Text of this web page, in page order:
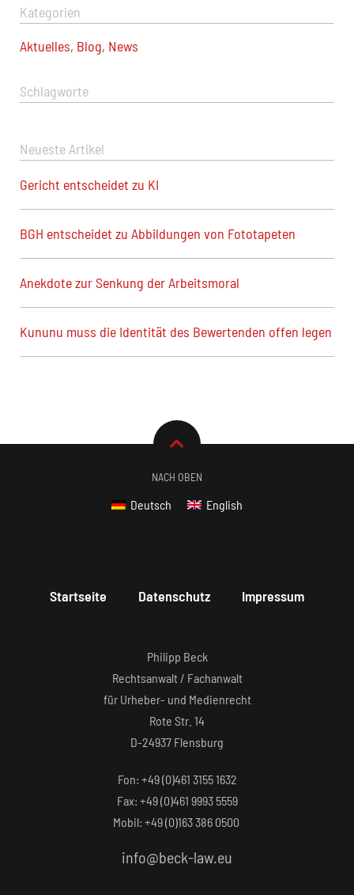
Kategorien
Aktuelles, Blog, News
Schlagworte
Neueste Artikel
Gericht entscheidet zu KI
BGH entscheidet zu Abbildungen von Fototapeten
Anekdote zur Senkung der Arbeitsmoral
Kununu muss die Identität des Bewertenden offen legen
NACH OBEN
Deutsch English
Startseite Datenschutz Impressum
Philipp Beck
Rechtsanwalt / Fachanwalt
für Urheber- und Medienrecht
Rote Str. 14
D-24937 Flensburg
Fon: +49 (0)461 3155 1632‬
Fax: +49 (0)461 9993 5559‬
Mobil: +49 (0)163 386 0500
info@beck-law.eu